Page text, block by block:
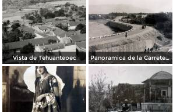
Vista de Tehuantepec Panoramica de la Carretera.